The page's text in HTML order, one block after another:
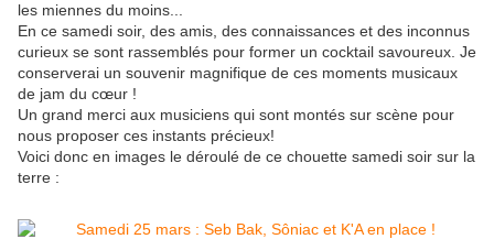
les miennes du moins...
En ce samedi soir, des amis, des connaissances et des inconnus
curieux se sont rassemblés pour former un cocktail savoureux. Je
conserverai un souvenir magnifique de ces moments musicaux
de jam du cœur !
Un grand merci aux musiciens qui sont montés sur scène pour
nous proposer ces instants précieux!
Voici donc en images le déroulé de ce chouette samedi soir sur la
terre :